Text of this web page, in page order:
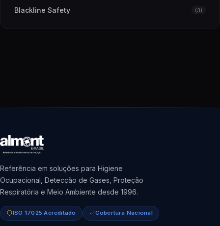
Blackline Safety (3)
Referência em soluções para Higiene
Ocupacional, Detecção de Gases, Proteção
Respiratória e Meio Ambiente desde 1996.
ISO 17025 Acreditado Cobertura Nacional